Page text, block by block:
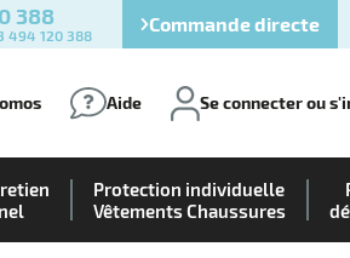
388
494 120 388 Commande directe
Aide Se connecter ou
Protection individuelle
Vêtements Chaussures